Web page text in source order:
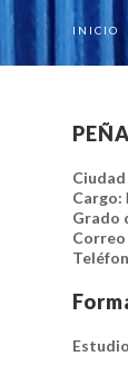
INICIO
Cargo:
Grado